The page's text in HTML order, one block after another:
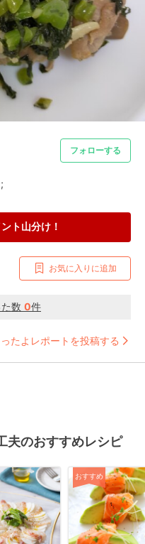
フォローする
ト山分け！
お気に入りに追加
数 0件
たよレポートを投稿する
夫のおすすめレシピ
おすすめ